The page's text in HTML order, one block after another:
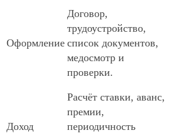
Оформление
Договор,
трудоустройство,
список документов,
медосмотр и
проверки.
Доход
Расчёт ставки, аванс,
премии,
периодичность